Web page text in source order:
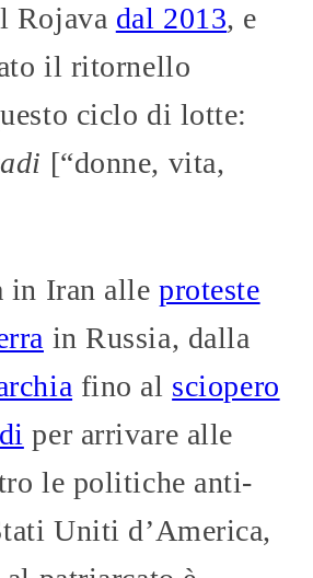
Rojava dal 2013, e
il ritornello
ciclo di lotte:
[“donne, vita,
in Iran alleproteste
in Russia, dalla
fino al sciopero
per arrivare alle
le politiche anti-
Uniti d’America,